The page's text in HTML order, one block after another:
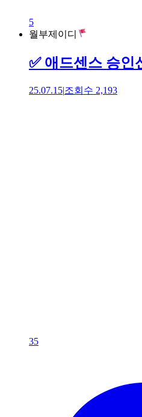
5
월부제이디
✅ 애드센스 승인
25.07.15|조회수 2,193
35